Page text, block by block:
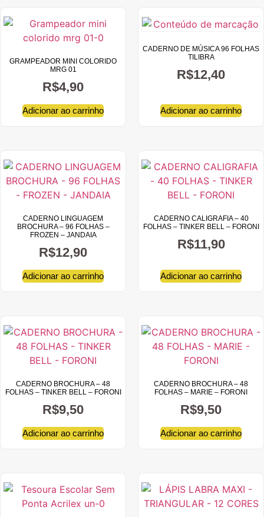
GRAMPEADOR MINI COLORIDO
MRG 01
R$4,90
Adicionar ao carrinho
CADERNO DE MÚSICA 96 FOLHAS
TILIBRA
R$12,40
Adicionar ao carrinho
CADERNO LINGUAGEM
BROCHURA – 96 FOLHAS –
FROZEN – JANDAIA
R$12,90
Adicionar ao carrinho
CADERNO CALIGRAFIA – 40
FOLHAS – TINKER BELL – FORONI
R$11,90
Adicionar ao carrinho
CADERNO BROCHURA – 48
FOLHAS – TINKER BELL – FORONI
R$9,50
Adicionar ao carrinho
CADERNO BROCHURA – 48
FOLHAS – MARIE – FORONI
R$9,50
Adicionar ao carrinho